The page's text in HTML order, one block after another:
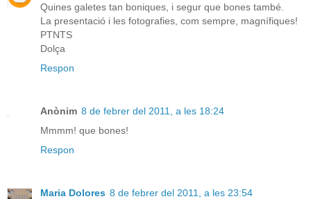
Quines galetes tan boniques, i segur que bones també.
La presentació i les fotografies, com sempre, magnífiques!
PTNTS
Dolça
Respon
Anònim 8 de febrer del 2011, a les 18:24
Mmmm! que bones!
Respon
Maria Dolores 8 de febrer del 2011, a les 23:54